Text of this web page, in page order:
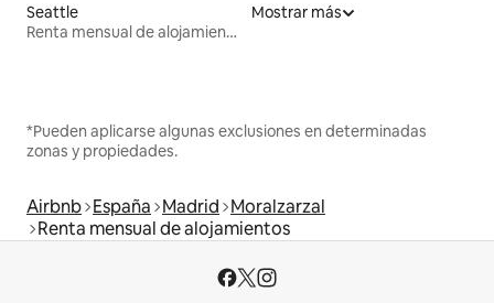
Seattle
Renta mensual de alojamientos
Mostrar más
*Pueden aplicarse algunas exclusiones en determinadas
zonas y propiedades.
Airbnb España Madrid Moralzarzal
Renta mensual de alojamientos